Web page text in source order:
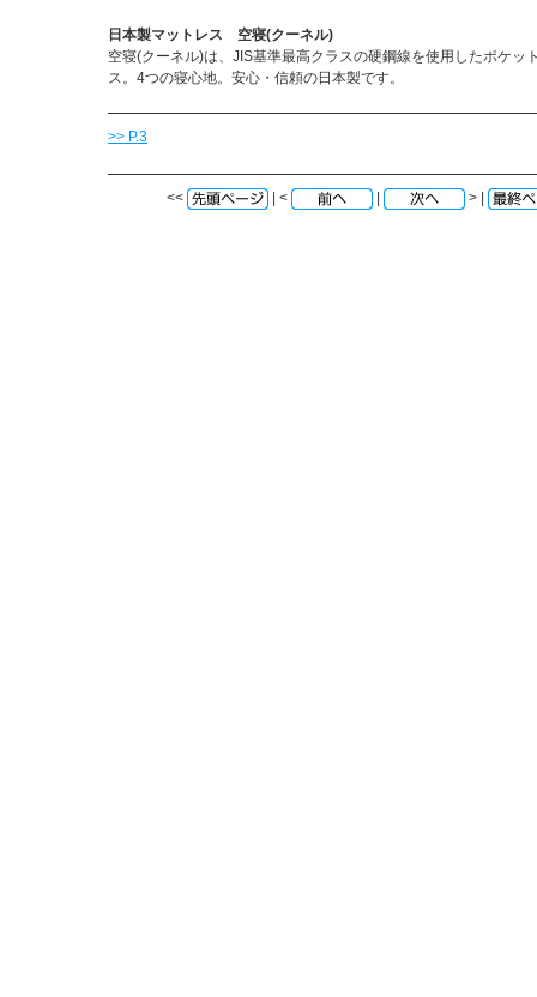
日本製マットレス 空寝(クーネル)
空寝(クーネル)は、JIS基準最高クラスの硬鋼線を使用したポケッ
ス。4つの寝心地。安心・信頼の日本製です。
>> P.3
<< | < > |